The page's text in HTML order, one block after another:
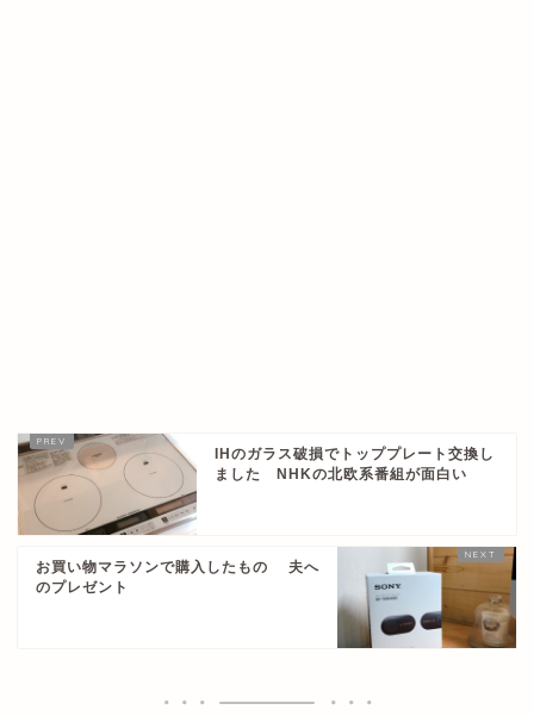
IHのガラス破損でトッププレート交換し
ました NHKの北欧系番組が面白い
お買い物マラソンで購入したもの 夫へ
のプレゼント